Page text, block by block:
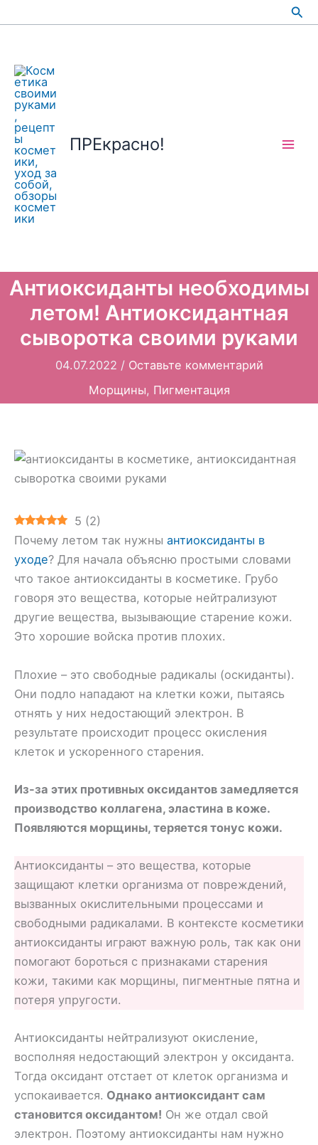
к
ПРЕкрасно!
Антиоксиданты необходимы
летом! Антиоксидантная
сыворотка своими руками
04.07.2022 / Оставьте комментарий
Морщины, Пигментация
5 (2)
Почему летом так нужны антиоксиданты в
уходе? Для начала объясню простыми словами
что такое антиоксиданты в косметике. Грубо
говоря это вещества, которые нейтрализуют
другие вещества, вызывающие старение кожи.
Это хорошие войска против плохих.
Плохие – это свободные радикалы (оскиданты).
Они подло нападают на клетки кожи, пытаясь
отнять у них недостающий электрон. В
результате происходит процесс окисления
клеток и ускоренного старения.
Из-за этих противных оксидантов замедляется
производство коллагена, эластина в коже.
Появляются морщины, теряется тонус кожи.
Антиоксиданты – это вещества, которые
защищают клетки организма от повреждений,
вызванных окислительными процессами и
свободными радикалами. В контексте косметики
антиоксиданты играют важную роль, так как они
помогают бороться с признаками старения
кожи, такими как морщины, пигментные пятна и
потеря упругости.
Антиоксиданты нейтрализуют окисление,
восполняя недостающий электрон у оксиданта.
Тогда оксидант отстает от клеток организма и
успокаивается. Однако антиоксидант сам
становится оксидантом! Он же отдал свой
электрон. Поэтому антиоксиданты нам нужно